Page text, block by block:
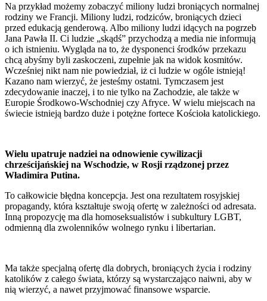
Na przykład możemy zobaczyć miliony ludzi broniących normalnej
rodziny we Francji. Miliony ludzi, rodziców, broniących dzieci
przed edukacją genderową. Albo miliony ludzi idących na pogrzeb
Jana Pawła II. Ci ludzie „skądś” przychodzą a media nie informują
o ich istnieniu. Wygląda na to, że dysponenci środków przekazu
chcą abyśmy byli zaskoczeni, zupełnie jak na widok kosmitów.
Wcześniej nikt nam nie powiedział, iż ci ludzie w ogóle istnieją!
Kazano nam wierzyć, że jesteśmy ostatni. Tymczasem jest
zdecydowanie inaczej, i to nie tylko na Zachodzie, ale także w
Europie Środkowo-Wschodniej czy Afryce. W wielu miejscach na
świecie istnieją bardzo duże i potężne fortece Kościoła katolickiego.
Wielu upatruje nadziei na odnowienie cywilizacji
chrześcijańskiej na Wschodzie, w Rosji rządzonej przez
Władimira Putina.
To całkowicie błędna koncepcja. Jest ona rezultatem rosyjskiej
propagandy, która kształtuje swoją ofertę w zależności od adresata.
Inną propozycję ma dla homoseksualistów i subkultury LGBT,
odmienną dla zwolenników wolnego rynku i libertarian.
Ma także specjalną ofertę dla dobrych, broniących życia i rodziny
katolików z całego świata, którzy są wystarczająco naiwni, aby w
nią wierzyć, a nawet przyjmować finansowe wsparcie.